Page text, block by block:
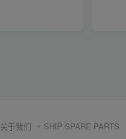
关于我们 SHIP SPARE PARTS